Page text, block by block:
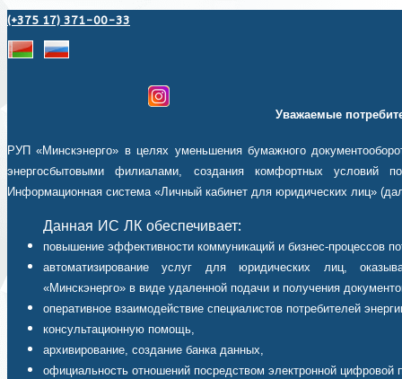
(+375 17) 371-00-33
Уважаемые
РУП «Минскэнерго» в целях уменьшения бумажного
энергосбытовыми филиалами, создания комфортных условий
Информационная система «Личный кабинет для юридических лиц»
Данная ИС ЛК обеспечивает:
повышение эффективности коммуникаций и бизнес-процессов
автоматизирование услуг для юридических лиц,
«Минскэнерго» в виде удаленной подачи и получения
оперативное взаимодействие специалистов потребителей
консультационную помощь,
архивирование, создание банка данных,
официальность отношений посредством электронной цифровой